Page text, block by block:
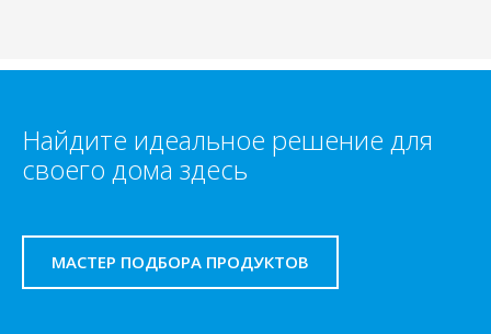
Найдите идеальное решение для
своего дома здесь
МАСТЕР ПОДБОРА ПРОДУКТОВ